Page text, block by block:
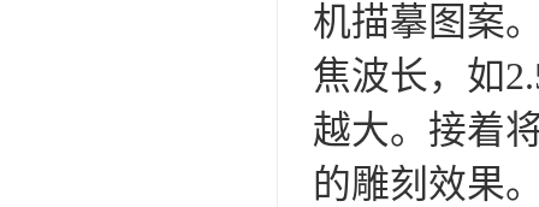
机描摹图案
焦波长，如
越大。接着
的雕刻效果